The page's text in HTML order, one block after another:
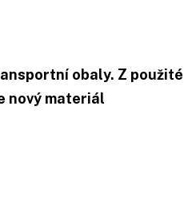
obaly. Z použité
nový materiál